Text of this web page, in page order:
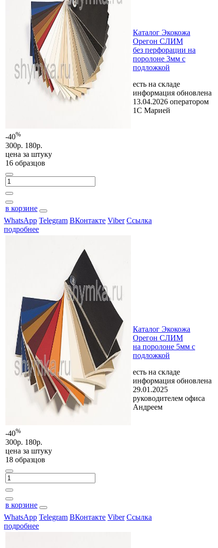
-40%
300р. 180р.
цена за штуку
16 образцов
в корзине
Каталог Экокожа
Орегон СЛИМ
без перфорации на
поролоне 3мм с
подложкой
есть на складе
информация обновлена
13.04.2026 оператором
1С Марией
WhatsApp Telegram ВКонтакте Viber Ссылка
подробнее
-40%
300р. 180р.
цена за штуку
18 образцов
в корзине
Каталог Экокожа
Орегон СЛИМ
на поролоне 5мм с
подложкой
есть на складе
информация обновлена
29.01.2025
руководителем офиса
Андреем
WhatsApp Telegram ВКонтакте Viber Ссылка
подробнее